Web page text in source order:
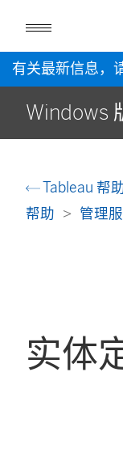
有关最新信息，
Windows
Tableau 帮
帮助
管理
实体